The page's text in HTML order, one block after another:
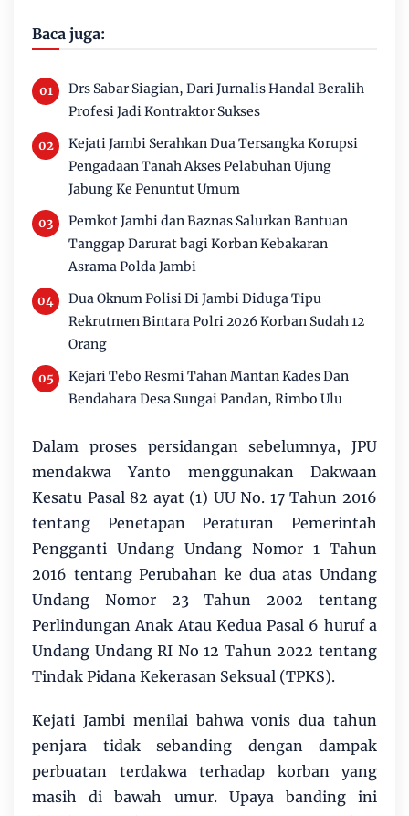
Baca juga:
Drs Sabar Siagian, Dari Jurnalis Handal Beralih
Profesi Jadi Kontraktor Sukses
Kejati Jambi Serahkan Dua Tersangka Korupsi
Pengadaan Tanah Akses Pelabuhan Ujung
Jabung Ke Penuntut Umum
Pemkot Jambi dan Baznas Salurkan Bantuan
Tanggap Darurat bagi Korban Kebakaran
Asrama Polda Jambi
Dua Oknum Polisi Di Jambi Diduga Tipu
Rekrutmen Bintara Polri 2026 Korban Sudah 12
Orang
Kejari Tebo Resmi Tahan Mantan Kades Dan
Bendahara Desa Sungai Pandan, Rimbo Ulu
Dalam proses persidangan sebelumnya, JPU
mendakwa Yanto menggunakan Dakwaan
Kesatu Pasal 82 ayat (1) UU No. 17 Tahun 2016
tentang Penetapan Peraturan Pemerintah
Pengganti Undang Undang Nomor 1 Tahun
2016 tentang Perubahan ke dua atas Undang
Undang Nomor 23 Tahun 2002 tentang
Perlindungan Anak Atau Kedua Pasal 6 huruf a
Undang Undang RI No 12 Tahun 2022 tentang
Tindak Pidana Kekerasan Seksual (TPKS).
Kejati Jambi menilai bahwa vonis dua tahun
penjara tidak sebanding dengan dampak
perbuatan terdakwa terhadap korban yang
masih di bawah umur. Upaya banding ini